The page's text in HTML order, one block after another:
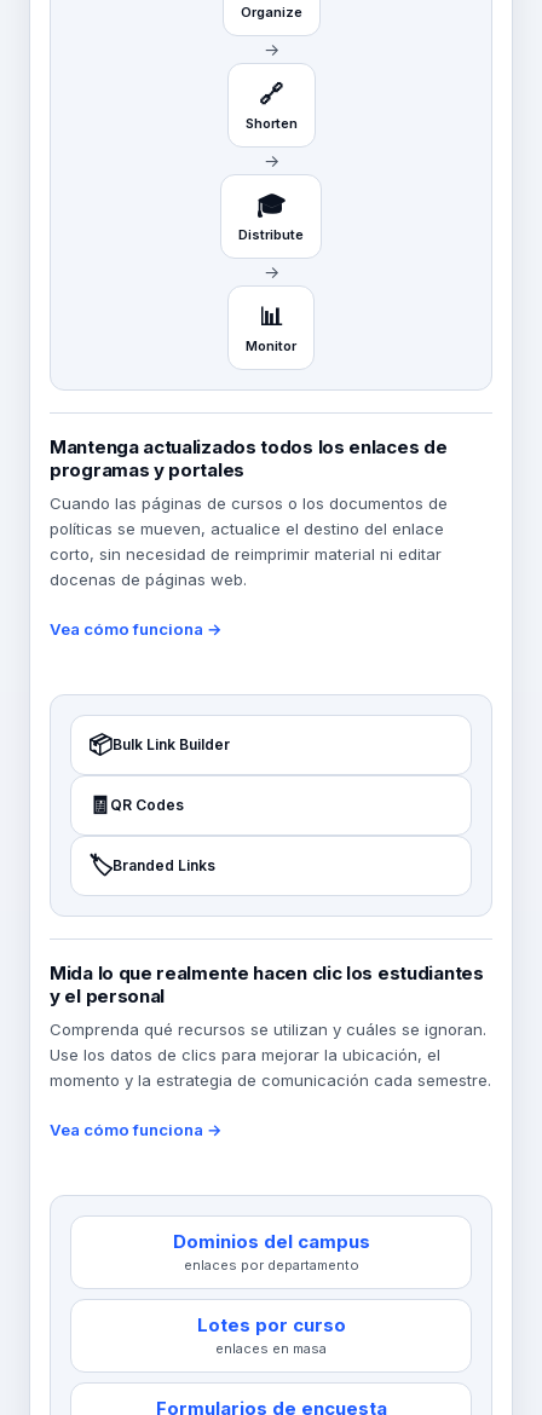
Organize
→
🔗
Shorten
→
🎓
Distribute
→
📊
Monitor
Mantenga actualizados todos los enlaces de
programas y portales
Cuando las páginas de cursos o los documentos de
políticas se mueven, actualice el destino del enlace
corto, sin necesidad de reimprimir material ni editar
docenas de páginas web.
Vea cómo funciona →
📦Bulk Link Builder
🧾 QR Codes
🏷️Branded Links
Mida lo que realmente hacen clic los estudiantes
y el personal
Comprenda qué recursos se utilizan y cuáles se ignoran.
Use los datos de clics para mejorar la ubicación, el
momento y la estrategia de comunicación cada semestre.
Vea cómo funciona →
Dominios del campus
enlaces por departamento
Lotes por curso
enlaces en masa
Formularios de encuesta